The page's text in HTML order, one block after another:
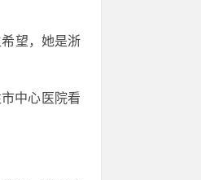
望，她是浙
中心医院看